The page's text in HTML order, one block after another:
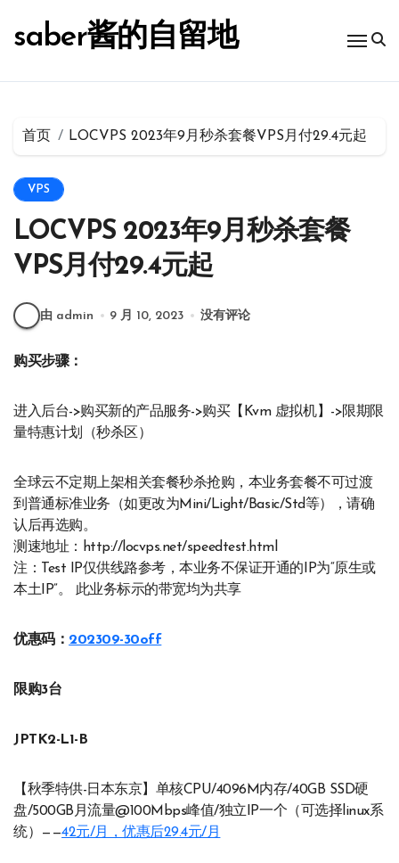
saber酱的自留地
首页 LOCVPS 2023年9月秒杀套餐VPS月付29.4元起
VPS
LOCVPS 2023年9月秒杀套餐
VPS月付29.4元起
由 admin 9 月 10, 2023 没有评论
购买步骤：
进入后台->购买新的产品服务->购买【Kvm 虚拟机】->限期限
量特惠计划（秒杀区）
全球云不定期上架相关套餐秒杀抢购，本业务套餐不可过渡
到普通标准业务（如更改为Mini/Light/Basic/Std等），请确
认后再选购。
测速地址：http://locvps.net/speedtest.html
注：Test IP仅供线路参考，本业务不保证开通的IP为“原生或
本土IP”。 此业务标示的带宽均为共享
优惠码： 202309-30off
限购3台
JPTK2-L1-B
【秋季特供-日本东京】单核CPU/4096M内存/40GB SSD硬
盘/500GB月流量@100Mbps峰值/独立IP一个（可选择linux系
统）——42元/月，优惠后29.4元/月